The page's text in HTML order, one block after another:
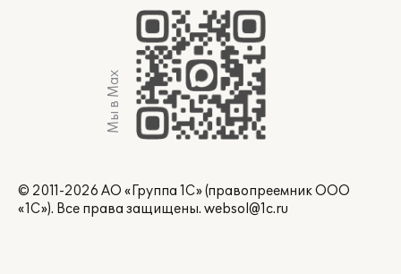
Мы в Max
© 2011-2026 АО «Группа 1С» (правопреемник ООО
«1С»). Все права защищены. websol@1c.ru